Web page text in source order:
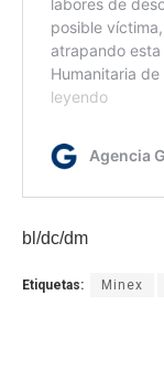
bl/dc/dm
Etiquetas: Minex